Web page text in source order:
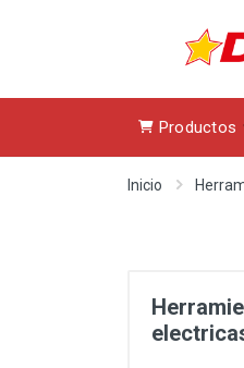
Productos
Inicio